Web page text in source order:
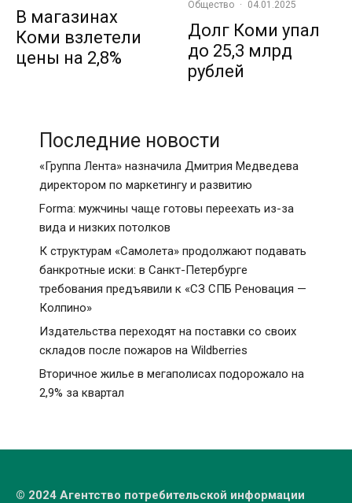
В магазинах
Коми взлетели
цены на 2,8%
Общество · 04.01.2025
Долг Коми упал
до 25,3 млрд
рублей
Последние новости
«Группа Лента» назначила Дмитрия Медведева
директором по маркетингу и развитию
Forma: мужчины чаще готовы переехать из-за
вида и низких потолков
К структурам «Самолета» продолжают подавать
банкротные иски: в Санкт-Петербурге
требования предъявили к «СЗ СПБ Реновация —
Колпино»
Издательства переходят на поставки со своих
складов после пожаров на Wildberries
Вторичное жилье в мегаполисах подорожало на
2,9% за квартал
© 2024 Агентство потребительской информации